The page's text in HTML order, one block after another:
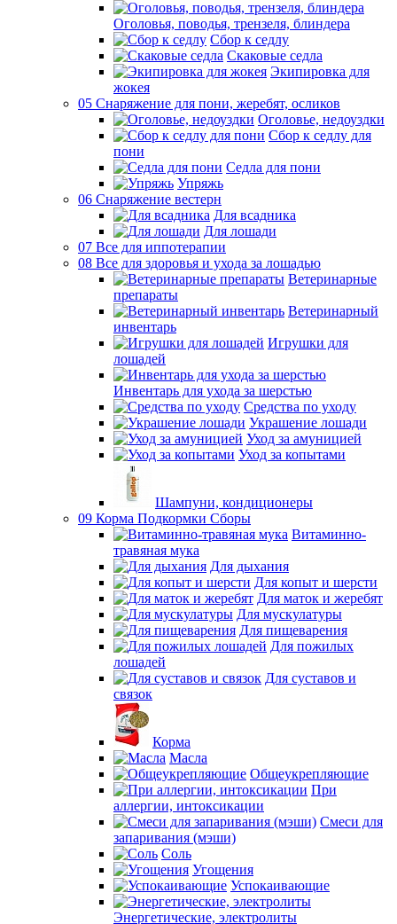
Оголовья, поводья, трензеля, блиндера
Сбор к седлу
Скаковые седла
Экипировка для
жокея
05 Снаряжение для пони, жеребят, осликов
Оголовье, недоуздки
Сбор к седлу для
пони
Седла для пони
Упряжь
06 Снаряжение вестерн
Для всадника
Для лошади
07 Все для иппотерапии
08 Все для здоровья и ухода за лошадью
Ветеринарные
препараты
Ветеринарный
инвентарь
Игрушки для
лошадей
Инвентарь для ухода за шерстью
Средства по уходу
Украшение лошади
Уход за амуницией
Уход за копытами
Шампуни, кондиционеры
09 Корма Подкормки Сборы
Витаминно-
травяная мука
Для дыхания
Для копыт и шерсти
Для маток и жеребят
Для мускулатуры
Для пищеварения
Для пожилых
лошадей
Для суставов и
связок
Корма
Масла
Общеукрепляющие
При
аллергии, интоксикации
Смеси для
запаривания (мэши)
Соль
Угощения
Успокаивающие
Энергетические, электролиты